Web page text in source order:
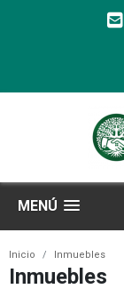
MENÚ
Inicio Inmuebles
Inmuebles